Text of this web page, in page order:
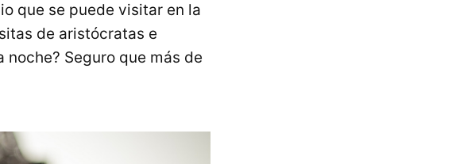
que se puede visitar en la
de aristócratas e
Seguro que más de